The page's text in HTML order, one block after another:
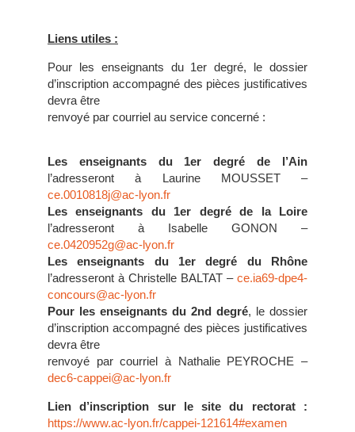
Liens utiles :
Pour les enseignants du 1er degré, le dossier
d’inscription accompagné des pièces justificatives
devra être
renvoyé par courriel au service concerné :
Les enseignants du 1er degré de l’Ain
l’adresseront à Laurine MOUSSET –
ce.0010818j@ac-lyon.fr
Les enseignants du 1er degré de la Loire
l’adresseront à Isabelle GONON –
ce.0420952g@ac-lyon.fr
Les enseignants du 1er degré du Rhône
l’adresseront à Christelle BALTAT – ce.ia69-dpe4-
concours@ac-lyon.fr
Pour les enseignants du 2nd degré, le dossier
d’inscription accompagné des pièces justificatives
devra être
renvoyé par courriel à Nathalie PEYROCHE –
dec6-cappei@ac-lyon.fr
Lien d’inscription sur le site du rectorat :
https://www.ac-lyon.fr/cappei-121614#examen